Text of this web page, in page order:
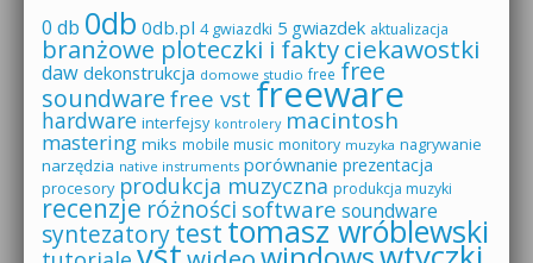
0 db 0db 0db.pl 4 gwiazdki 5 gwiazdek aktualizacja
branżowe ploteczki i faktyciekawostki
daw dekonstrukcja domowe studio free free
soundware free vst freeware
hardware interfejsy kontrolery macintosh
mastering miks mobile music monitory muzyka nagrywanie
narzędzia native instruments porównanie prezentacja
procesory produkcja muzyczna produkcja muzyki
recenzje różności software soundware
syntezatorytesttomasz wróblewski